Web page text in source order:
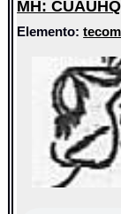
MH:
Elemento: